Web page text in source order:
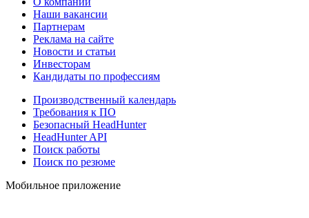
Наши вакансии
Партнерам
Реклама на сайте
Новости и статьи
Инвесторам
Кандидаты по профессиям
Производственный календарь
Требования к ПО
Безопасный HeadHunter
HeadHunter API
Поиск работы
Поиск по резюме
Мобильное приложение